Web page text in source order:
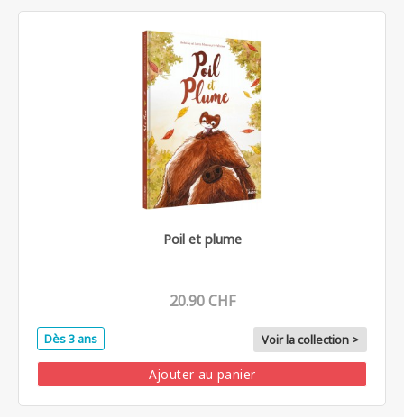
Poil et plume
20.90 CHF
Dès 3 ans Voir la collection >
Ajouter au panier